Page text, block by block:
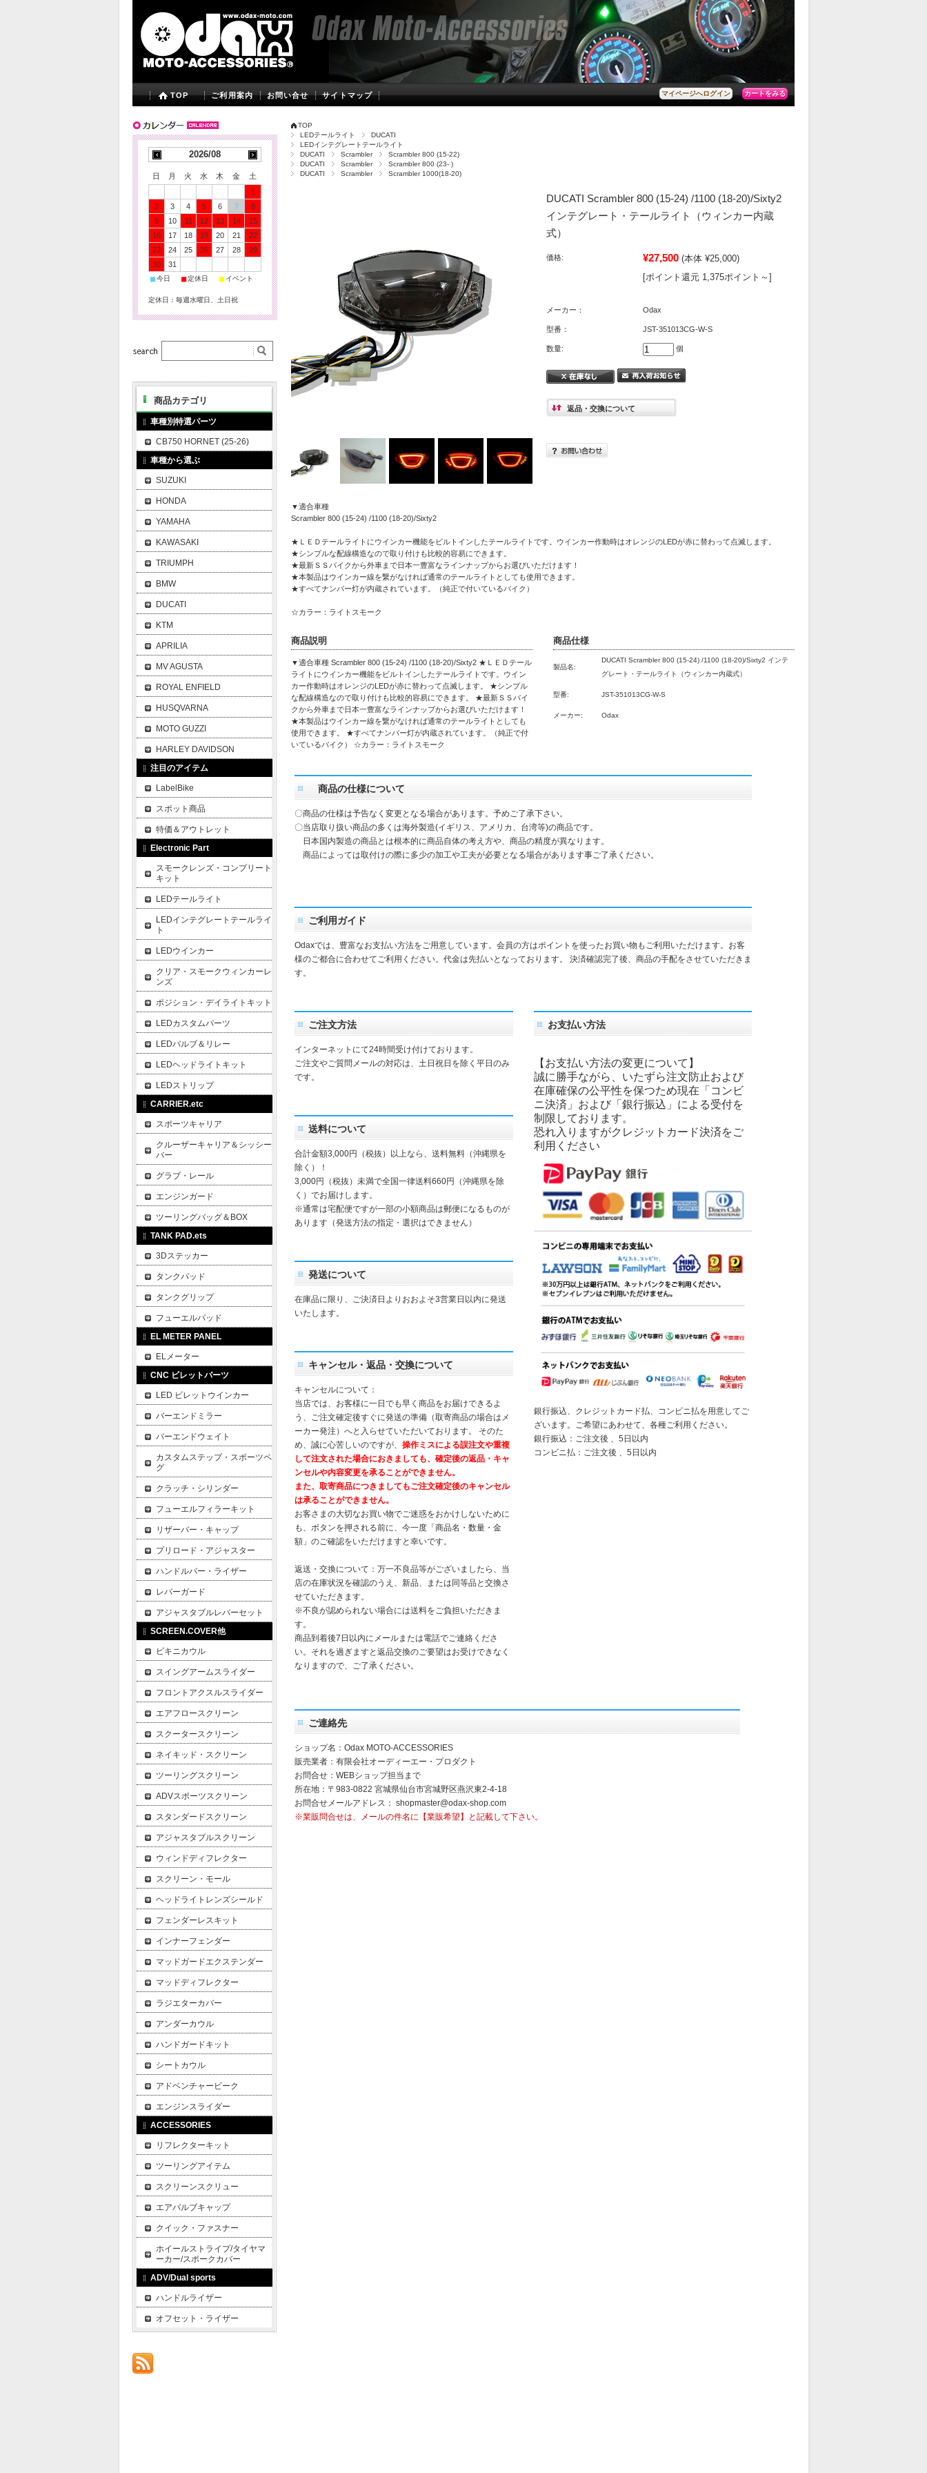
マイページへログイン カートをみる
TOP ご利用案内 お問い合せ サイトマップ
TOP
LEDテールライト
DUCATI
LEDインテグレートテールライト
DUCATI
Scrambler
Scrambler 800 (15-22)
DUCATI
Scrambler
Scrambler 800 (23- )
DUCATI
Scrambler Scrambler 1000(18-20)
DUCATI Scrambler 800 (15-24) /1100 (18-20)/Sixty2
インテグレート・テールライト（ウィンカー内蔵
式）
価格: ¥27,500 (本体 ¥25,000)
[ポイント還元 1,375ポイント～]
メーカー： Odax
型番： JST-351013CG-W-S
数量: 個
返品・交換について
▼適合車種
Scrambler 800 (15-24) /1100 (18-20)/Sixty2
★ＬＥＤテールライトにウインカー機能をビルトインしたテールライトです。ウインカー作動時はオレンジのLEDが赤に替わって点滅します。
★シンプルな配線構造なので取り付けも比較的容易にできます。
★最新ＳＳバイクから外車まで日本一豊富なラインナップからお選びいただけます！
★本製品はウインカー線を繋がなければ通常のテールライトとしても使用できます。
★すべてナンバー灯が内蔵されています。（純正で付いているバイク）
☆カラー：ライトスモーク
商品説明
▼適合車種 Scrambler 800 (15-24) /1100 (18-20)/Sixty2 ★ＬＥＤテール
ライトにウインカー機能をビルトインしたテールライトです。ウイン
カー作動時はオレンジのLEDが赤に替わって点滅します。 ★シンプル
な配線構造なので取り付けも比較的容易にできます。 ★最新ＳＳバイ
クから外車まで日本一豊富なラインナップからお選びいただけます！
★本製品はウインカー線を繋がなければ通常のテールライトとしても
使用できます。 ★すべてナンバー灯が内蔵されています。（純正で付
いているバイク） ☆カラー：ライトスモーク
商品仕様
製品名:
DUCATI Scrambler 800 (15-24) /1100 (18-20)/Sixty2 インテ
グレート・テールライト（ウィンカー内蔵式）
型番: JST-351013CG-W-S
メーカー: Odax
商品の仕様について
〇商品の仕様は予告なく変更となる場合があります。予めご了承下さい。
〇当店取り扱い商品の多くは海外製造(イギリス、アメリカ、台湾等)の商品です。
日本国内製造の商品とは根本的に商品自体の考え方や、商品の精度が異なります。
商品によっては取付けの際に多少の加工や工夫が必要となる場合があります事ご了承ください。
ご利用ガイド
Odaxでは、豊富なお支払い方法をご用意しています。会員の方はポイントを使ったお買い物もご利用いただけます。お客
様のご都合に合わせてご利用ください。代金は先払いとなっております。 決済確認完了後、商品の手配をさせていただきま
す。
ご注文方法
インターネットにて24時間受け付けております。
ご注文やご質問メールの対応は、土日祝日を除く平日のみ
です。
送料について
合計金額3,000円（税抜）以上なら、送料無料（沖縄県を
除く）！
3,000円（税抜）未満で全国一律送料660円（沖縄県を除
く）でお届けします。
※通常は宅配便ですが一部の小額商品は郵便になるものが
あります（発送方法の指定・選択はできません）
発送について
在庫品に限り、ご決済日よりおおよそ3営業日以内に発送
いたします。
キャンセル・返品・交換について
キャンセルについて：
当店では、お客様に一日でも早く商品をお届けできるよ
う、ご注文確定後すぐに発送の準備（取寄商品の場合はメ
ーカー発注）へと入らせていただいております。 そのた
め、誠に心苦しいのですが、 操作ミスによる誤注文や重複
して注文された場合におきましても、確定後の返品・キャ
ンセルや内容変更を承ることができません。
また、取寄商品につきましてもご注文確定後のキャンセル
は承ることができません。
お客さまの大切なお買い物でご迷惑をおかけしないために
も、ボタンを押される前に、今一度「商品名・数量・金
額」のご確認をいただけますと幸いです。
返送・交換について：万一不良品等がございましたら、当
店の在庫状況を確認のうえ、新品、または同等品と交換さ
せていただきます。
※不良が認められない場合には送料をご負担いただきま
す。
商品到着後7日以内にメールまたは電話でご連絡くださ
い。それを過ぎますと返品交換のご要望はお受けできなく
なりますので、ご了承ください。
お支払い方法
【お支払い方法の変更について】
誠に勝手ながら、いたずら注文防止および
在庫確保の公平性を保つため現在「コンビ
ニ決済」および「銀行振込」による受付を
制限しております。
恐れ入りますがクレジットカード決済をご
利用ください
銀行振込、クレジットカード払、コンビニ払を用意してご
ざいます。ご希望にあわせて、各種ご利用ください。
銀行振込：ご注文後 、5日以内
コンビニ払：ご注文後 、5日以内
ご連絡先
ショップ名：Odax MOTO-ACCESSORIES
販売業者：有限会社オーディーエー・プロダクト
お問合せ：WEBショップ担当まで
所在地：〒983-0822 宮城県仙台市宮城野区燕沢東2-4-18
お問合せメールアドレス： shopmaster@odax-shop.com
※業販問合せは、メールの件名に【業販希望】と記載して下さい。
2026/08
日 月 火 水 木 金
土
1
2
3 4 5 6 7
8
9
10 11 12 13 14
15
16
17 18 19 20 21
22
23
24 25 26 27 28
29
30
31
■ 今日 ■ 定休日 ■ イベント
定休日：毎週水曜日、土日祝
商品カテゴリ
車種別特選パーツ
CB750 HORNET (25-26)
車種から選ぶ
SUZUKI
HONDA
YAMAHA
KAWASAKI
TRIUMPH
BMW
DUCATI
KTM
APRILIA
MV AGUSTA
ROYAL ENFIELD
HUSQVARNA
MOTO GUZZI
HARLEY DAVIDSON
注目のアイテム
LabelBike
スポット商品
特価＆アウトレット
Electronic Part
スモークレンズ・コンプリート
キット
LEDテールライト
LEDインテグレートテールライ
ト
LEDウインカー
クリア・スモークウィンカーレ
ンズ
ポジション・デイライトキット
LEDカスタムパーツ
LEDバルブ＆リレー
LEDヘッドライトキット
LEDストリップ
CARRIER.etc
スポーツキャリア
クルーザーキャリア＆シッシー
バー
グラブ・レール
エンジンガード
ツーリングバッグ＆BOX
TANK PAD.ets
3Dステッカー
タンクパッド
タンクグリップ
フューエルパッド
EL METER PANEL
ELメーター
CNC ビレットパーツ
LED ビレットウインカー
バーエンドミラー
バーエンドウェイト
カスタムステップ・スポーツペ
グ
クラッチ・シリンダー
フューエルフィラーキット
リザーバー・キャップ
プリロード・アジャスター
ハンドルバー・ライザー
レバーガード
アジャスタブルレバーセット
SCREEN.COVER他
ビキニカウル
スイングアームスライダー
フロントアクスルスライダー
エアフロースクリーン
スクータースクリーン
ネイキッド・スクリーン
ツーリングスクリーン
ADVスポーツスクリーン
スタンダードスクリーン
アジャスタブルスクリーン
ウィンドディフレクター
スクリーン・モール
ヘッドライトレンズシールド
フェンダーレスキット
インナーフェンダー
マッドガードエクステンダー
マッドディフレクター
ラジエターカバー
アンダーカウル
ハンドガードキット
シートカウル
アドベンチャービーク
エンジンスライダー
ACCESSORIES
リフレクターキット
ツーリングアイテム
スクリーンスクリュー
エアバルブキャップ
クイック・ファスナー
ホイールストライプ/タイヤマ
ーカー/スポークカバー
ADV/Dual sports
ハンドルライザー
オフセット・ライザー